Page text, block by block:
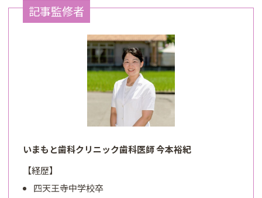
記事監修者
いまもと歯科クリニック歯科医師 今本裕紀
【経歴】
四天王寺中学校卒